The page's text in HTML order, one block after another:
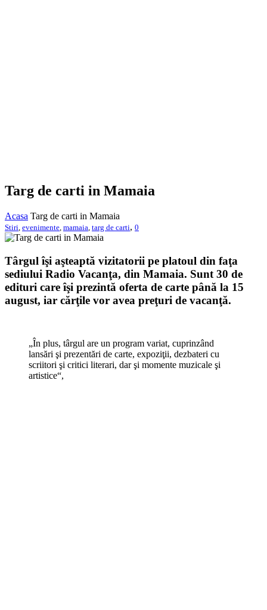
Targ de carti in Mamaia
Acasa Targ de carti in Mamaia
Stiri evenimente mamaia targ de carti, 0
Târgul îşi aşteaptă vizitatorii pe platoul din faţa
sediului Radio Vacanţa, din Mamaia. Sunt 30 de
edituri care îşi prezintă oferta de carte până la 15
august, iar cărţile vor avea preţuri de vacanţă.
„În plus, târgul are un program variat, cuprinzând
lansări şi prezentări de carte, expoziţii, dezbateri cu
scriitori şi critici literari, dar şi momente muzicale şi
artistice“,